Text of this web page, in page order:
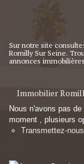
Sur notre site
Romilly Sur Seine.
annonces
Immobilier
Nous n'avons pas
moment , plusieurs
Transmettez-